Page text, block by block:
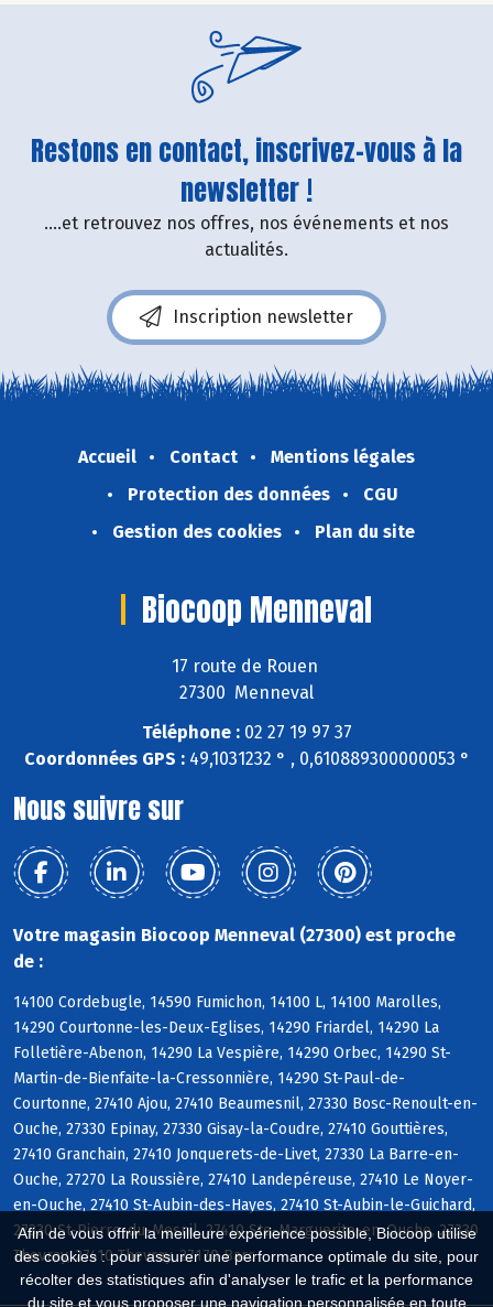
Afin de vous offrir la meilleure expérience possible, Biocoop utilise
des cookies : pour assurer une performance optimale du site, pour
récolter des statistiques afin d'analyser le trafic et la performance
du site et vous proposer une navigation personnalisée en toute
Restons en contact, inscrivez-vous à la
newsletter !
....et retrouvez nos offres, nos événements et nos
actualités.
Inscription newsletter
Accueil Contact
Mentions légales
Protection des données
CGU
Gestion des cookies
Plan du site
Biocoop Menneval
17 route de Rouen
27300 Menneval
Téléphone :02 27 19 97 37
Coordonnées GPS :49,1031232 ° , 0,610889300000053 °
Nous suivre sur
Votre magasin Biocoop Menneval (27300) est proche
de :
14100 Cordebugle, 14590 Fumichon, 14100 L, 14100 Marolles,
14290 Courtonne-les-Deux-Eglises, 14290 Friardel, 14290 La
Folletière-Abenon, 14290 La Vespière, 14290 Orbec, 14290 St-
Martin-de-Bienfaite-la-Cressonnière, 14290 St-Paul-de-
Courtonne, 27410 Ajou, 27410 Beaumesnil, 27330 Bosc-Renoult-en-
Ouche, 27330 Epinay, 27330 Gisay-la-Coudre, 27410 Gouttières,
27410 Granchain, 27410 Jonquerets-de-Livet, 27330 La Barre-en-
Ouche, 27270 La Roussière, 27410 Landepéreuse, 27410 Le Noyer-
en-Ouche, 27410 St-Aubin-des-Hayes, 27410 St-Aubin-le-Guichard,
27330 St-Pierre-du-Mesnil, 27410 Ste-Marguerite-en-Ouche, 27330
Thevray, 27410 Thevray, 27170 Barc